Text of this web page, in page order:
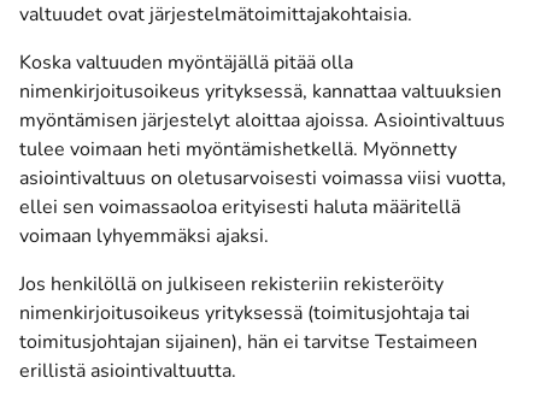
valtuudet ovat järjestelmätoimittajakohtaisia.
Koska valtuuden myöntäjällä pitää olla
nimenkirjoitusoikeus yrityksessä, kannattaa valtuuksien
myöntämisen järjestelyt aloittaa ajoissa. Asiointivaltuus
tulee voimaan heti myöntämishetkellä. Myönnetty
asiointivaltuus on oletusarvoisesti voimassa viisi vuotta,
ellei sen voimassaoloa erityisesti haluta määritellä
voimaan lyhyemmäksi ajaksi.
Jos henkilöllä on julkiseen rekisteriin rekisteröity
nimenkirjoitusoikeus yrityksessä (toimitusjohtaja tai
toimitusjohtajan sijainen), hän ei tarvitse Testaimeen
erillistä asiointivaltuutta.